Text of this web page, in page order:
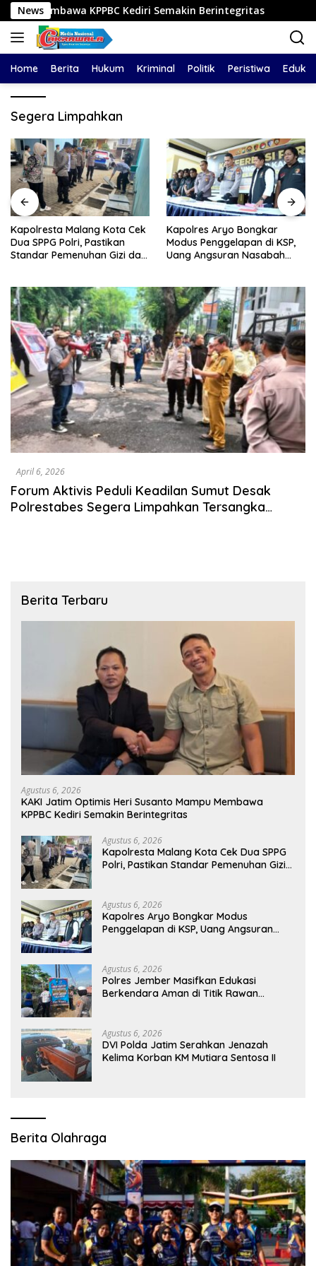
Langsung
ke
konten
NewsKPPBC Kediri Semakin Berintegritas Kapolresta
Home Berita Hukum Kriminal Politik Peristiwa
Segera Limpahkan
Kapolresta Malang Kota Cek
Dua SPPG Polri, Pastikan
Standar Pemenuhan Gizi dan
Kapolres Aryo Bongkar
Modus Penggelapan di KSP,
Uang Angsuran Nasabah
April 6, 2026
Forum Aktivis Peduli Keadilan Sumut Desak
Polrestabes Segera Limpahkan Tersangka
Berita Terbaru
Agustus 6, 2026
KAKI Jatim Optimis Heri Susanto Mampu Membawa
KPPBC Kediri Semakin Berintegritas
Agustus 6, 2026
Kapolresta Malang Kota Cek Dua SPPG
Polri, Pastikan Standar Pemenuhan Gizi
Agustus 6, 2026
Kapolres Aryo Bongkar Modus
Penggelapan di KSP, Uang Angsuran
Agustus 6, 2026
Polres Jember Masifkan Edukasi
Berkendara Aman di Titik Rawan
Agustus 6, 2026
DVI Polda Jatim Serahkan Jenazah
Kelima Korban KM Mutiara Sentosa II
Berita Olahraga